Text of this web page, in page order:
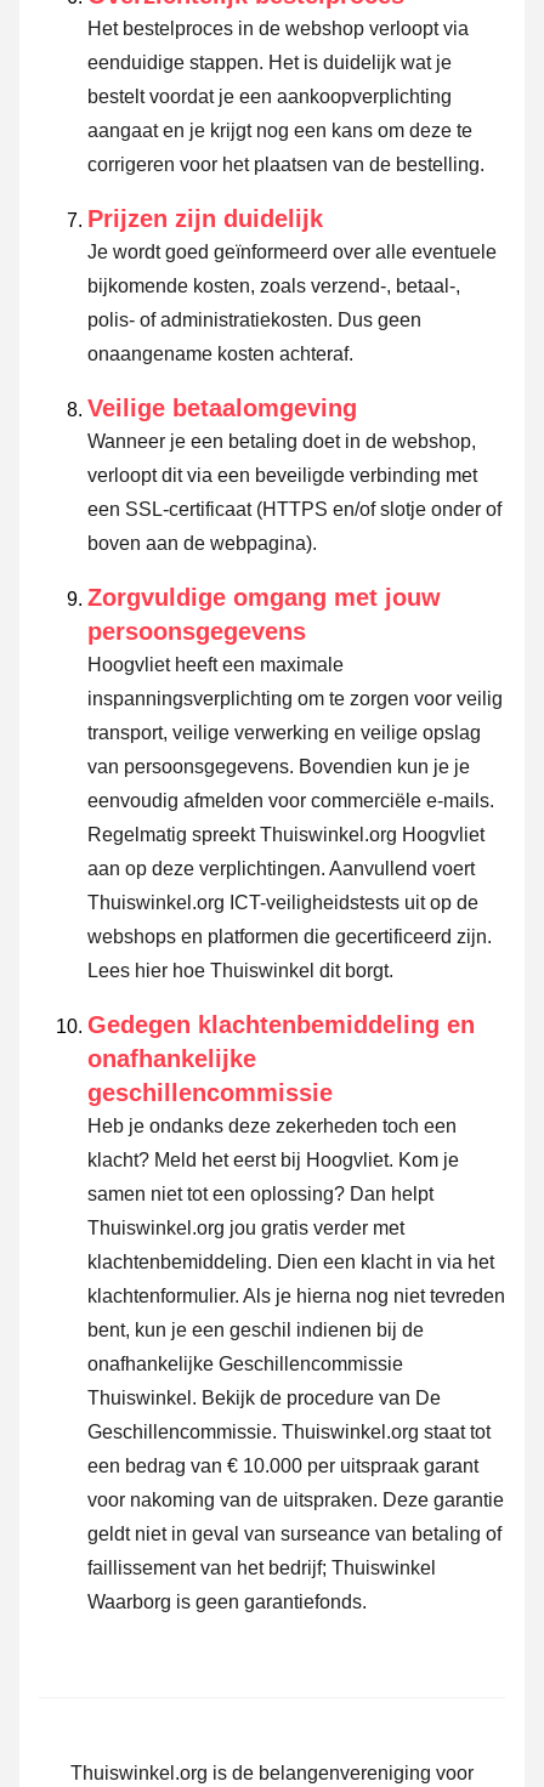
Het bestelproces in de webshop verloopt via
eenduidige stappen. Het is duidelijk wat je
bestelt voordat je een aankoopverplichting
aangaat en je krijgt nog een kans om deze te
corrigeren voor het plaatsen van de bestelling.
Prijzen zijn duidelijk
Je wordt goed geïnformeerd over alle eventuele
bijkomende kosten, zoals verzend-, betaal-,
polis- of administratiekosten. Dus geen
onaangename kosten achteraf.
Veilige betaalomgeving
Wanneer je een betaling doet in de webshop,
verloopt dit via een beveiligde verbinding met
een SSL-certificaat (HTTPS en/of slotje onder of
boven aan de webpagina).
Zorgvuldige omgang met jouw
persoonsgegevens
Hoogvliet heeft een maximale
inspanningsverplichting om te zorgen voor veilig
transport, veilige verwerking en veilige opslag
van persoonsgegevens. Bovendien kun je je
eenvoudig afmelden voor commerciële e-mails.
Regelmatig spreekt Thuiswinkel.org Hoogvliet
aan op deze verplichtingen. Aanvullend voert
Thuiswinkel.org ICT-veiligheidstests uit op de
webshops en platformen die gecertificeerd zijn.
Lees hier hoe Thuiswinkel dit borgt.
Gedegen klachtenbemiddeling en
onafhankelijke
geschillencommissie
Heb je ondanks deze zekerheden toch een
klacht? Meld het eerst bij Hoogvliet. Kom je
samen niet tot een oplossing? Dan helpt
Thuiswinkel.org jou gratis verder met
klachtenbemiddeling. Dien een klacht in via het
klachtenformulier. Als je hierna nog niet tevreden
bent, kun je een geschil indienen bij de
onafhankelijke Geschillencommissie
Thuiswinkel. Bekijk de procedure van De
Geschillencommissie. Thuiswinkel.org staat tot
een bedrag van € 10.000 per uitspraak garant
voor nakoming van de uitspraken. Deze garantie
geldt niet in geval van surseance van betaling of
faillissement van het bedrijf; Thuiswinkel
Waarborg is geen garantiefonds.
Thuiswinkel.org is de belangenvereniging voor